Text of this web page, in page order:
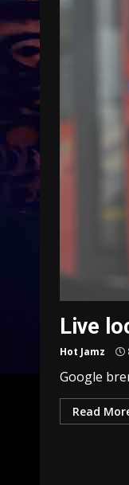
Live
Hot Jamz
Google
Read